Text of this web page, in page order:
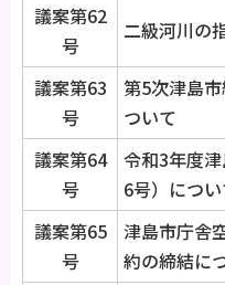
議案第62
号
二級河川の
議案第63
号
第5次津島
ついて
議案第64
号
令和3年度
6号）につ
議案第65
号
津島市庁舎
約の締結に